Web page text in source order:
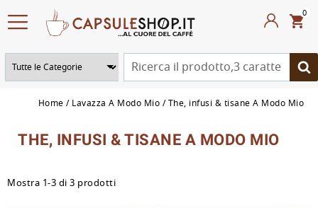
0
Home Lavazza A Modo Mio The, infusi & tisane A Modo Mio
THE, INFUSI & TISANE A MODO MIO
Mostra 1-3 di 3 prodotti